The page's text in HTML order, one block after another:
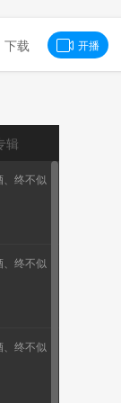
下载 开播
辑
终不似
终不似
终不似